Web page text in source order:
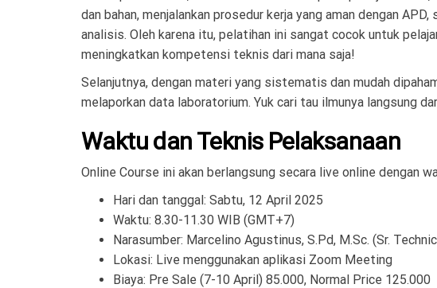
dan bahan, menjalankan prosedur kerja yang aman dengan
analisis. Oleh karena itu, pelatihan ini sangat cocok untuk
meningkatkan kompetensi teknis dari mana saja!
Selanjutnya, dengan materi yang sistematis dan mudah
melaporkan data laboratorium. Yuk cari tau ilmunya langsung
Waktu dan Teknis Pelaksanaan
Online Course ini akan berlangsung secara live online dengan
Hari dan tanggal: Sabtu, 12 April 2025
Waktu: 8.30-11.30 WIB (GMT+7)
Narasumber: Marcelino Agustinus, S.Pd, M.Sc. (Sr.
Lokasi: Live menggunakan aplikasi Zoom Meeting
Biaya: Pre Sale (7-10 April) 85.000, Normal Price 125.000